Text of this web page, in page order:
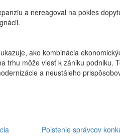
a nereagoval na pokles
ako kombinácia
trhu môže viesť k zániku podniku.
a neustáleho
Poistenie správcov